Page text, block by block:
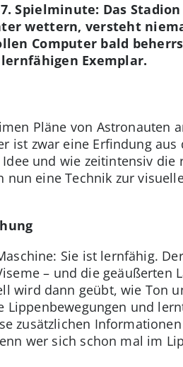
Spielminute: Das
wettern, versteht
Computer bald
Exemplar.
Pläne von Astronauten
ist zwar eine Erfindung aus
und wie zeitintensiv die
nun eine Technik zur
Sie ist lernfähig.
– und die geäußerten
wird dann geübt, wie Ton
und
zusätzlichen
wer sich schon mal im